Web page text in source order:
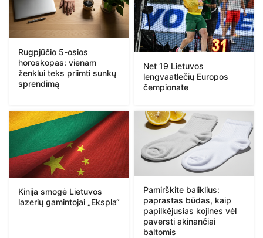
Rugpjūčio 5-osios
horoskopas: vienam
ženklui teks priimti sunkų
sprendimą
Net 19 Lietuvos
lengvaatlečių Europos
čempionate
Kinija smogė Lietuvos
lazerių gamintojai „Ekspla“
Pamirškite baliklius:
paprastas būdas, kaip
papilkėjusias kojines vėl
paversti akinančiai
baltomis